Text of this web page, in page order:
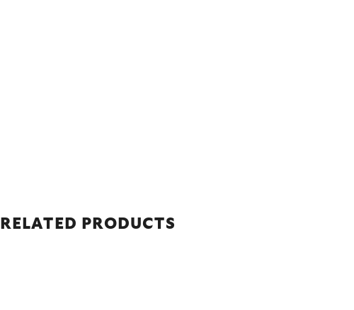
RELATED PRODUCTS